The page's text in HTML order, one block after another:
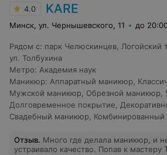
4.0 KARE
Минск, ул. Чернышевского, 11 до
Рядом с: парк Челюскинцев Логойский
ул. Толбухина
Метро: Академия наук
Маникюр: Аппаратный маникюр
Мужской маникюр
Обрезной маникюр
Долговременное покрытие
Свадебный маникюр
Отзыв. Много где делала маникюр, и
устраивало качество. Попав к мастеру